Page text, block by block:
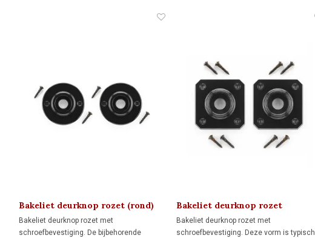
Bakeliet deurknop rozet (rond)
ART DECO 1920
Bakeliet deurknop rozet met
schroefbevestiging. De bijbehorende
Bakeliet deurknop rozet
(vierkant) ART DECO 1920
Bakeliet deurknop rozet met
schroefbevestiging. Deze vorm is typisch